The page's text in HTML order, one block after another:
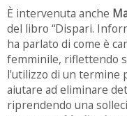
È intervenuta anche
del libro “Dispari.
ha parlato di come è
femminile, riflettendo
l'utilizzo di un termine
aiutare ad eliminare
riprendendo una